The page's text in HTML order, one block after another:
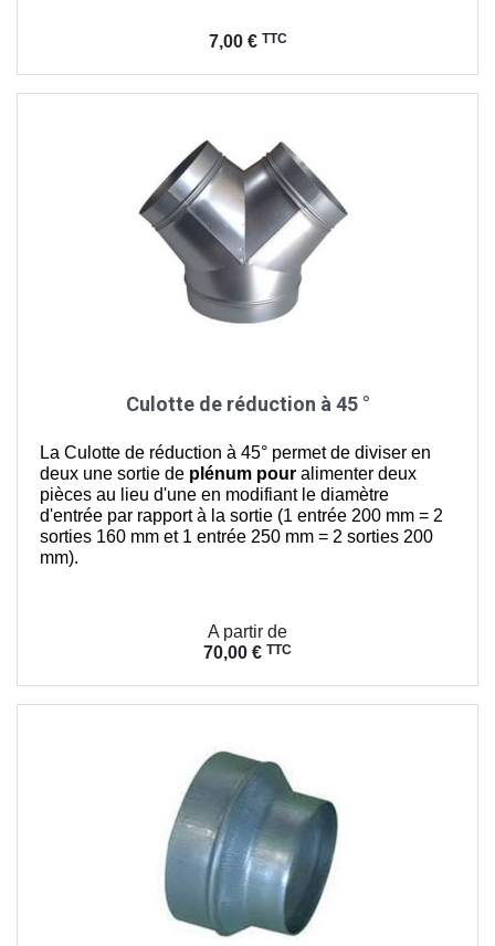
7,00 € TTC
Culotte de réduction à 45 °
La Culotte de réduction à 45° permet de diviser en
deux une sortie de plénum pour alimenter deux
pièces au lieu d'une en modifiant le diamètre
d'entrée par rapport à la sortie (1 entrée 200 mm = 2
sorties 160 mm et 1 entrée 250 mm = 2 sorties 200
mm).
A partir de
70,00 € TTC